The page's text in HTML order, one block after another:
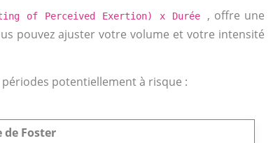
of Perceived Exertion) x Durée , offre une
pouvez ajuster votre volume et votre intensité
potentiellement à risque :
de Foster